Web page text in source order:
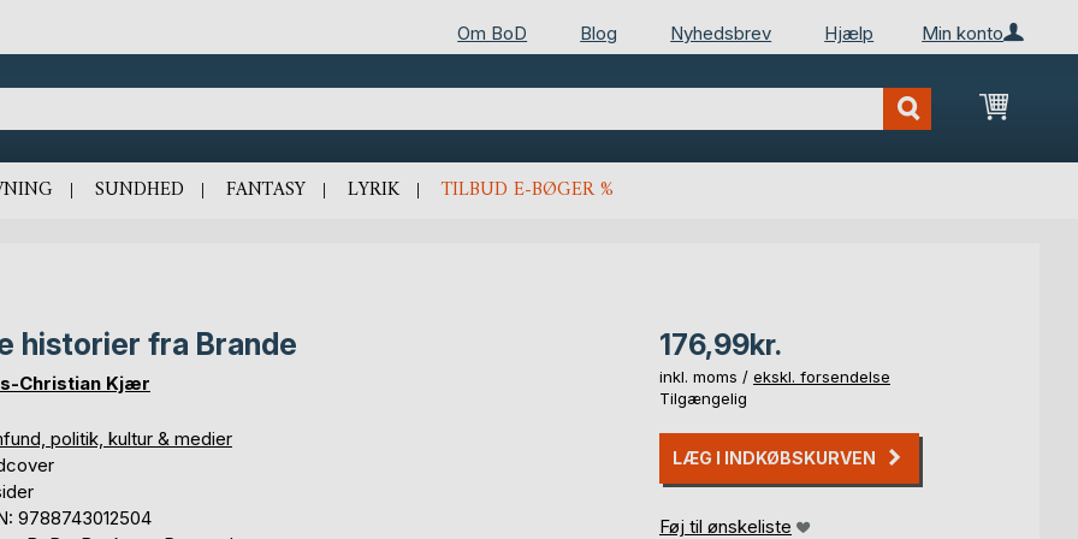
Min konto
Om BoD Blog Nyhedsbrev Hjælp
Min
SUNDHED FANTASY LYRIK TILBUD E-BØGER %
historier fra Brande
Christian Kjær
politik, kultur & medier
9788743012504
176,99kr.
inkl. moms / ekskl. forsendelse
Tilgængelig
LÆG I INDKØBSKURVEN
Føj til ønskeliste